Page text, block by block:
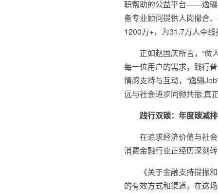
职帮助的公益平台——逸骊
备专业顾问提供人岗撮合
1200万+，为31.7万人牵
正如赵国庆所言，“做
每一位用户的需求，践行
情感支持与互动，“逸骊
远与社会进步同频共振;真
践行双碳：年度碳减
在追求经济价值与社
消费金融行业正经历深刻
《关于金融支持提振
的有效方式和渠道。在这